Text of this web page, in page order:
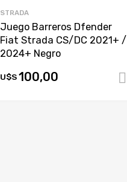
STRADA
Juego Barreros Dfender
Fiat Strada CS/DC 2021+ /
2024+ Negro
U$S100,00